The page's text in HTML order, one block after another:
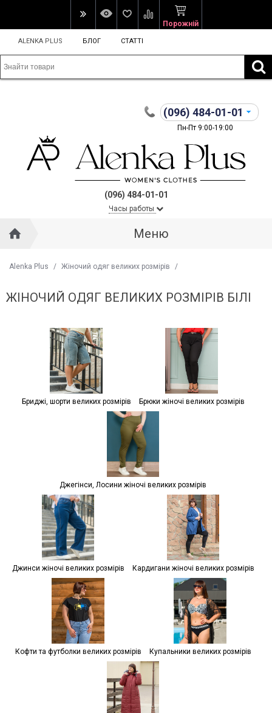
Порожній
ALENKA PLUS БЛОГ СТАТТІ
(096) 484-01-01
Пн-Пт 9:00-19:00
(096) 484-01-01
Часы работы
Меню
Alenka Plus / Жіночий одяг великих розмірів /
ЖІНОЧИЙ ОДЯГ ВЕЛИКИХ РОЗМІРІВ БІЛІ
Бриджі, шорти великих розмірів Брюки жіночі великих розмірів
Джегінси, Лосини жіночі великих розмірів
Джинси жіночі великих розмірів Кардигани жіночі великих розмірів
Кофти та футболки великих розмірів Купальники великих розмірів